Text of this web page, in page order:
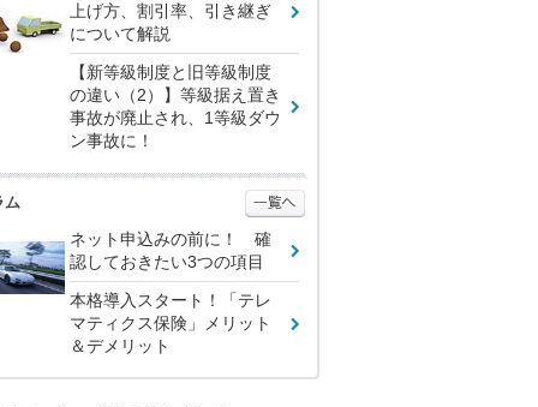
上げ方、割引率、引き継ぎ
について解説
【新等級制度と旧等級制度
の違い（2）】等級据え置き
事故が廃止され、1等級ダウ
ン事故に！
ム
ネット申込みの前に！ 確
認しておきたい3つの項目
本格導入スタート！「テレ
マティクス保険」メリット
＆デメリット